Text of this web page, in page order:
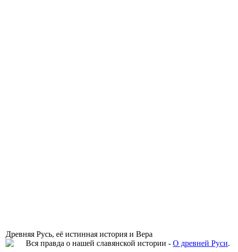
Древняя Русь, её истинная история и Вера
Вся правда о нашей славянской истории - О древней Руси.